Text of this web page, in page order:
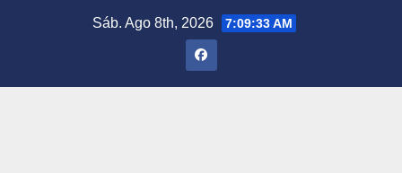
Sáb. Ago 8th, 2026 7:09:34 AM